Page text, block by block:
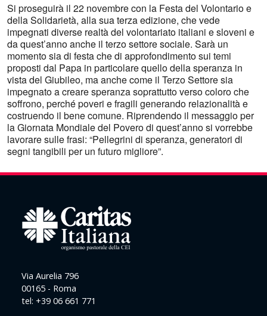
Si proseguirà il 22 novembre con la Festa del Volontario e
della Solidarietà, alla sua terza edizione, che vede
impegnati diverse realtà del volontariato italiani e sloveni e
da quest’anno anche il terzo settore sociale. Sarà un
momento sia di festa che di approfondimento sui temi
proposti dal Papa in particolare quello della speranza in
vista del Giubileo, ma anche come il Terzo Settore sia
impegnato a creare speranza soprattutto verso coloro che
soffrono, perché poveri e fragili generando relazionalità e
costruendo il bene comune. Riprendendo il messaggio per
la Giornata Mondiale del Povero di quest’anno si vorrebbe
lavorare sulle frasi: “Pellegrini di speranza, generatori di
segni tangibili per un futuro migliore”.
Via Aurelia 796
00165 - Roma
tel: +39 06 661 771